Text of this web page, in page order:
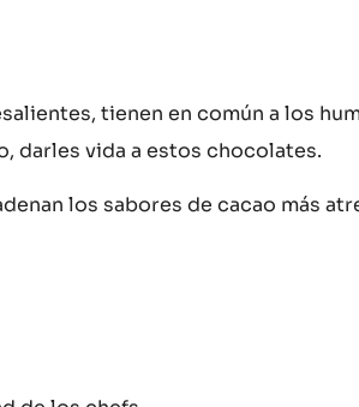
tienen en común a los
darles vida a estos chocolates.
los sabores de cacao más